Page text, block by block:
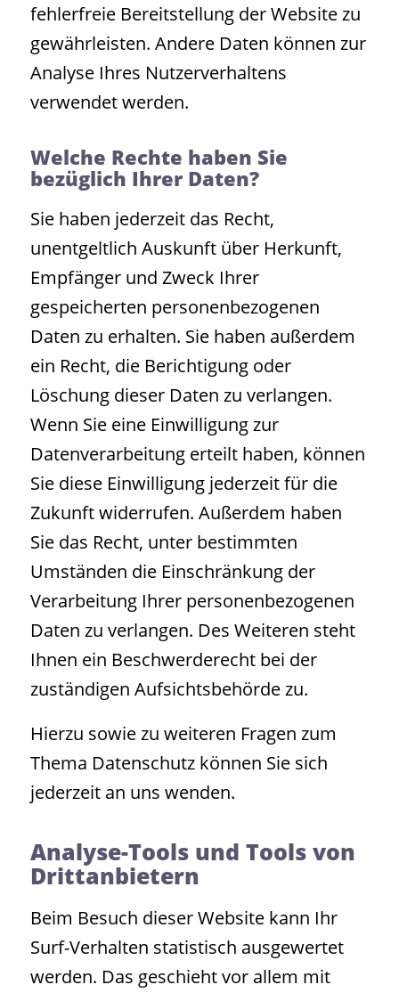
fehlerfreie Bereitstellung der Website zu
gewährleisten. Andere Daten können zur
Analyse Ihres Nutzerverhaltens
verwendet werden.
Welche Rechte haben Sie
bezüglich Ihrer Daten?
Sie haben jederzeit das Recht,
unentgeltlich Auskunft über Herkunft,
Empfänger und Zweck Ihrer
gespeicherten personenbezogenen
Daten zu erhalten. Sie haben außerdem
ein Recht, die Berichtigung oder
Löschung dieser Daten zu verlangen.
Wenn Sie eine Einwilligung zur
Datenverarbeitung erteilt haben, können
Sie diese Einwilligung jederzeit für die
Zukunft widerrufen. Außerdem haben
Sie das Recht, unter bestimmten
Umständen die Einschränkung der
Verarbeitung Ihrer personenbezogenen
Daten zu verlangen. Des Weiteren steht
Ihnen ein Beschwerderecht bei der
zuständigen Aufsichtsbehörde zu.
Hierzu sowie zu weiteren Fragen zum
Thema Datenschutz können Sie sich
jederzeit an uns wenden.
Analyse-Tools und Tools von
Dritt­anbietern
Beim Besuch dieser Website kann Ihr
Surf-Verhalten statistisch ausgewertet
werden. Das geschieht vor allem mit